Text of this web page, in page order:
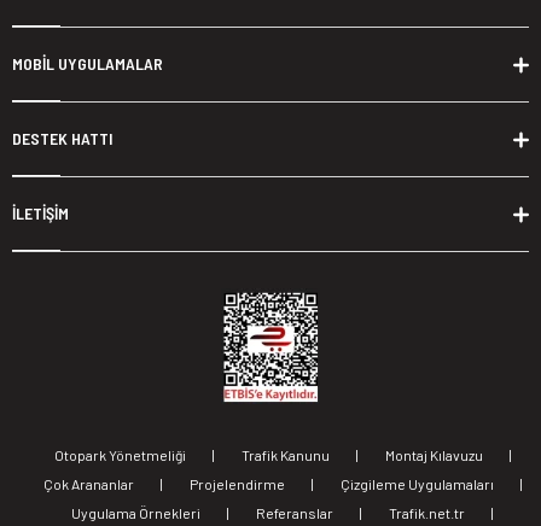
MOBİL UYGULAMALAR
DESTEK HATTI
İLETİŞİM
Otopark Yönetmeliği | Trafik Kanunu | Montaj Kılavuzu
|
Çok Arananlar
| Projelendirme | Çizgileme Uygulamaları
|
Uygulama Örnekleri
| Referanslar | Trafik.net.tr |